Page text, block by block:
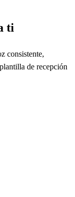
ti
consistente,
de recepción